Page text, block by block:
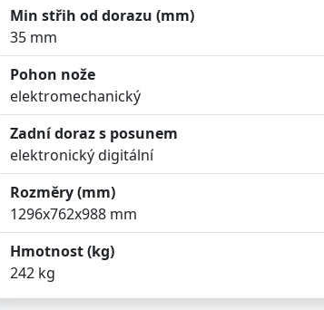
Min střih od dorazu (mm)
35 mm
Pohon nože
elektromechanický
Zadní doraz s posunem
elektronický digitální
Rozměry (mm)
1296x762x988 mm
Hmotnost (kg)
242 kg